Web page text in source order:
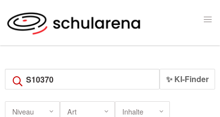
✨ KI-Finder
Niveau Art Inhalte